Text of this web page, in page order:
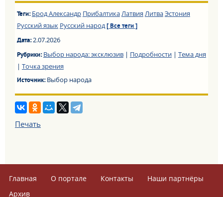
Теги: Брод Александр ПрибалтикаЛатвия ЛитваЭстония
Русский язык Русский народ [ Все теги ]
Дата:2.07.2026
Рубрики:Выбор народа: эксклюзив| Подробности| Тема дня
| Точка зрения
Источник:Выбор народа
Печать
Главная О портале Контакты
Наши партнёры
Архив